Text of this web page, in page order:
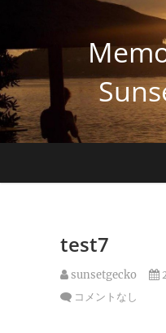
test7
sunsetgecko
コメントなし